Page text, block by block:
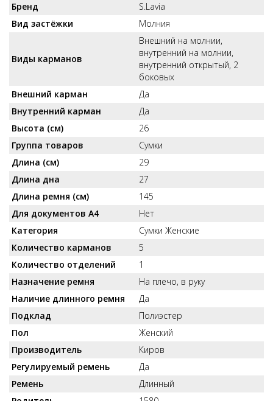
Бренд
S.Lavia
Вид застёжки
Молния
Виды карманов
Внешний на молнии,
внутренний на молнии,
внутренний открытый, 2
боковых
Внешний карман
Да
Внутренний карман
Да
Высота (см)
26
Группа товаров
Сумки
Длина (см)
29
Длина дна
27
Длина ремня (см)
145
Для документов А4
Нет
Категория
Сумки Женские
Количество карманов
5
Количество отделений
1
Назначение ремня
На плечо, в руку
Наличие длинного ремня
Да
Подклад
Полиэстер
Пол
Женский
Производитель
Киров
Регулируемый ремень
Да
Ремень
Длинный